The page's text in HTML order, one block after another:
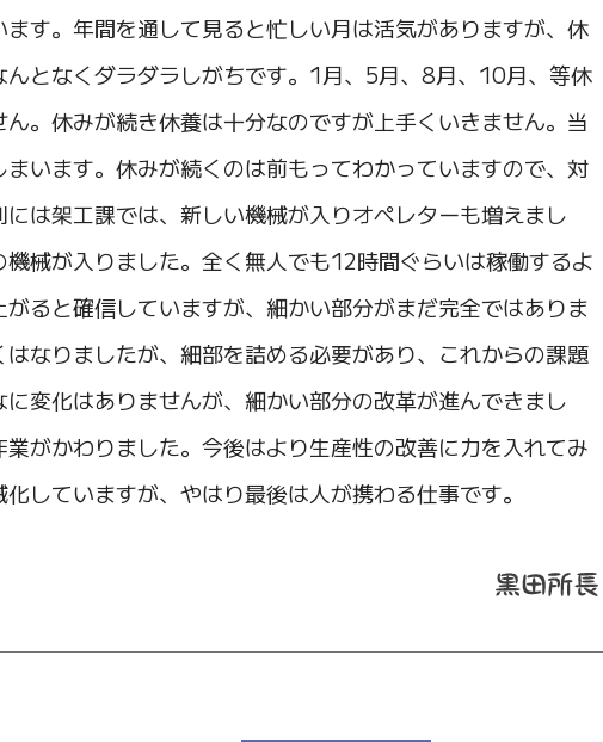
す。年間を通して見ると忙しい月は活気がありますが、休
となくダラダラしがちです。1月、5月、8月、10月、等休
。休みが続き休養は十分なのですが上手くいきません。当
います。休みが続くのは前もってわかっていますので、対
は架工課では、新しい機械が入りオペレターも増えまし
械が入りました。全く無人でも12時間ぐらいは稼働するよ
ると確信していますが、細かい部分がまだ完全ではありま
なりましたが、細部を詰める必要があり、これからの課題
変化はありませんが、細かい部分の改革が進んできまし
がかわりました。今後はより生産性の改善に力を入れてみ
していますが、やはり最後は人が携わる仕事です。